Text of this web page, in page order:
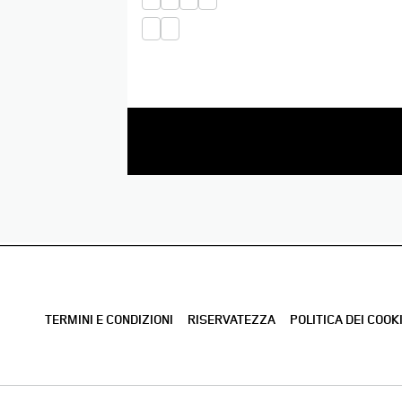
TERMINI E CONDIZIONI RISERVATEZZA POLITICA DEI